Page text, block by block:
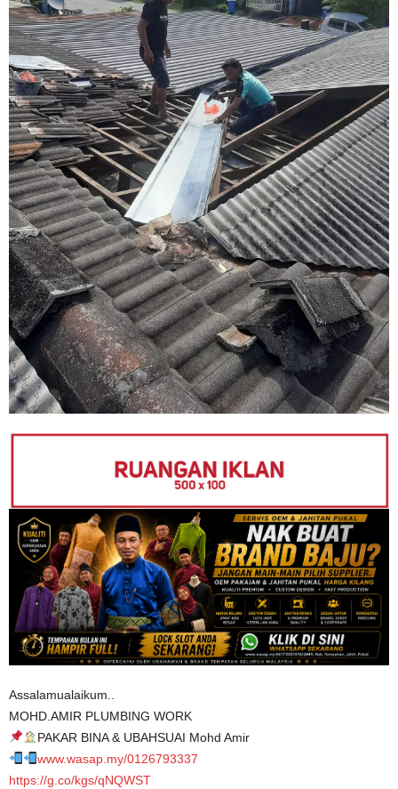
Assalamualaikum..
MOHD.AMIR PLUMBING WORK
PAKAR BINA & UBAHSUAI Mohd Amir
www.wasap.my/0126793337
https://g.co/kgs/qNQWST